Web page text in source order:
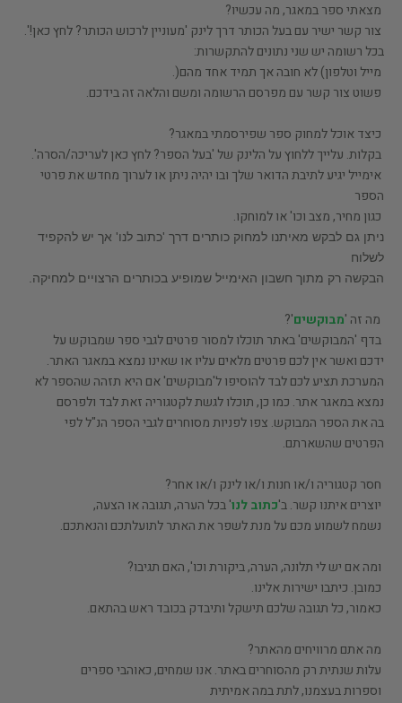
מצאתי ספר במאגר, מה עכשיו?
צור קשר ישיר עם בעל הכותר דרך לינק 'מעוניין לרכוש הכותר? לחץ כאן!'.
בכל רשומה יש שני נתונים להתקשרות:
מייל וטלפון) לא חובה אך תמיד אחד מהם(.
פשוט צור קשר עם מפרסם הרשומה ומשם והלאה זה בידכם.
כיצד אוכל למחוק ספר שפירסמתי במאגר?
בקלות. עלייך ללחוץ על הלינק של 'בעל הספר? לחץ כאן לעריכה/הסרה'.
אימייל יגיע לתיבת הדואר שלך ובו יהיה ניתן או לערוך מחדש את פרטי
הספר
כגון מחיר, מצב וכו' או למוחקו.
ניתן גם לבקש מאיתנו למחוק כותרים דרך 'כתוב לנו' אך יש להקפיד
לשלוח
הבקשה רק מתוך חשבון האימייל שמופיע בכותרים הרצויים למחיקה.
מה זה 'מבוקשים'?
בדף 'המבוקשים' באתר תוכלו למסור פרטים לגבי ספר שמבוקש על
ידכם ואשר אין לכם פרטים מלאים עליו או שאינו נמצא במאגר האתר.
המערכת תציע לכם לבד להוסיפו ל'מבוקשים' אם היא תזהה שהספר לא
נמצא במאגר אתר. כמו כן, תוכלו לגשת לקטגוריה זאת לבד ולפרסם
בה את הספר המבוקש. צפו לפניות מסוחרים לגבי הספר הנ"ל לפי
הפרטים שהשארתם.
חסר קטגוריה ו/או חנות ו/או לינק ו/או אחר?
יוצרים איתנו קשר. ב'כתוב לנו' בכל הערה, תגובה או הצעה,
נשמח לשמוע מכם על מנת לשפר את האתר לתועלתכם והנאתכם.
ומה אם יש לי תלונה, הערה, ביקורת וכו', האם תגיבו?
כמובן. כיתבו ישירות אלינו.
כאמור, כל תגובה שלכם תישקל ותיבדק בכובד ראש בהתאם.
מה אתם מרוויחים מהאתר?
עלות שנתית רק מהסוחרים באתר. אנו שמחים, כאוהבי ספרים
וספרות בעצמנו, לתת במה אמיתית